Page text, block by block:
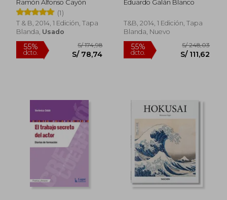
Ramón Alfonso Cayón
(1)
T & B, 2014, 1 Edición, Tapa
Blanda, Usado
55%
dcto.
Eduardo Galán Blanco
T&B, 2014, 1 Edición, Tapa
Blanda, Nuevo
55%
dcto.